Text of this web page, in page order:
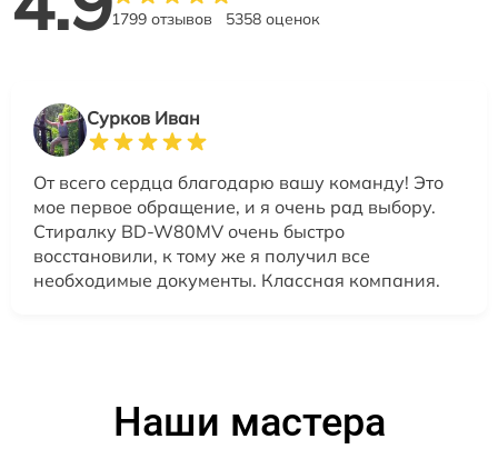
1799 отзывов 5358 оценок
Сурков Иван
От всего сердца благодарю вашу команду! Это
мое первое обращение, и я очень рад выбору.
Стиралку BD-W80MV очень быстро
восстановили, к тому же я получил все
необходимые документы. Классная компания.
Наши мастера